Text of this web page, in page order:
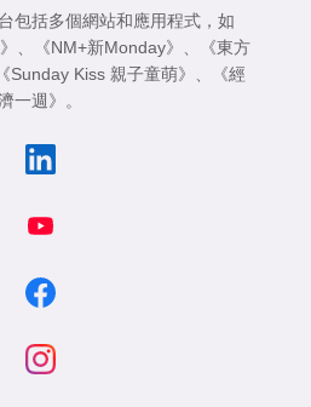
包括多個網站和應用程式，如
《NM+新Monday》
《東方
《Sunday Kiss 親子童萌》
《經
一週》
。